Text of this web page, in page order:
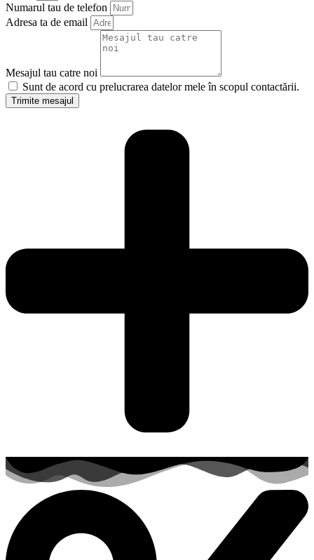
Numarul tau de telefon
Adresa ta de email
Mesajul tau catre noi
Sunt de acord cu prelucrarea datelor mele în scopul contactării.
Trimite mesajul